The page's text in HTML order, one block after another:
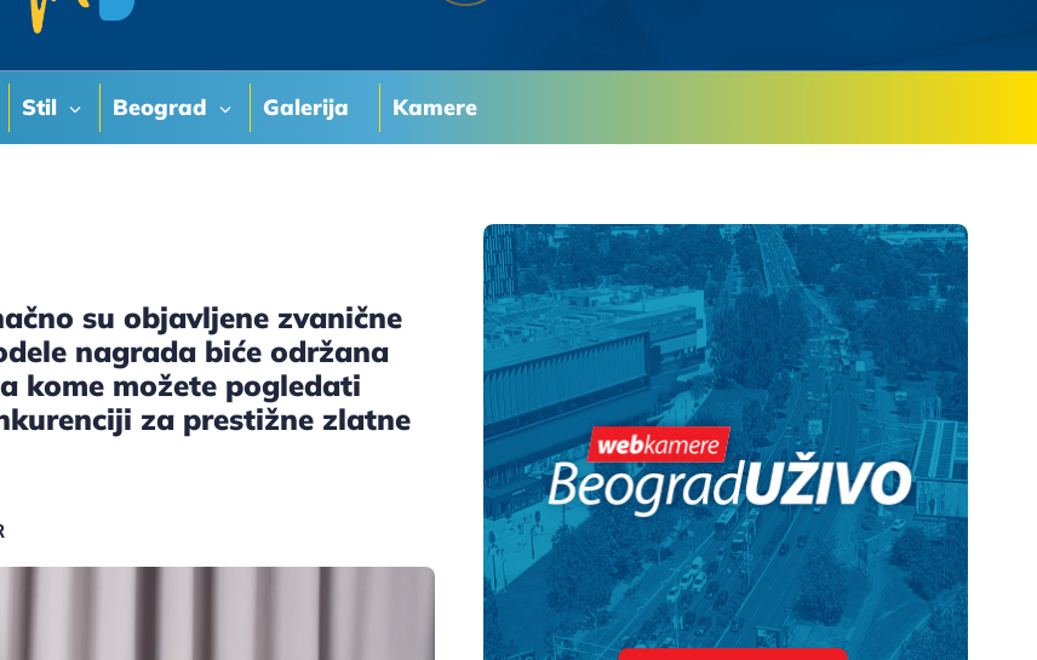
Stil Beograd Galerija Kamere
su objavljene zvanične
nagrada biće održana
kome možete pogledati
za prestižne zlatne